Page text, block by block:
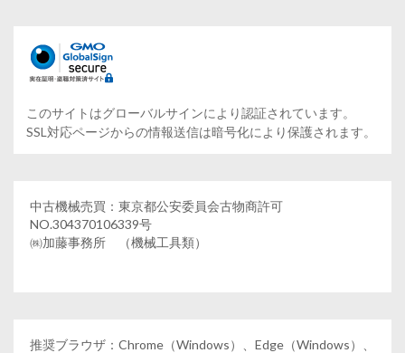
このサイトはグローバルサインにより認証されています。
SSL対応ページからの情報送信は暗号化により保護されます。
中古機械売買：東京都公安委員会古物商許可
NO.304370106339号
㈱加藤事務所 （機械工具類）
推奨ブラウザ：Chrome（Windows）、Edge（Windows）、